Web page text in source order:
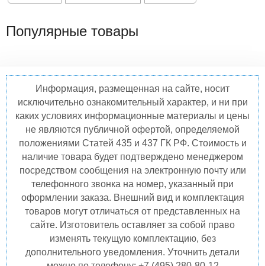
Популярные товары
Информация, размещенная на сайте, носит
исключительно ознакомительный характер, и ни при
каких условиях информационные материалы и цены
не являются публичной офертой, определяемой
положениями Статей 435 и 437 ГК РФ. Стоимость и
наличие товара будет подтверждено менеджером
посредством сообщения на электронную почту или
телефонного звонка на номер, указанный при
оформлении заказа. Внешний вид и комплектация
товаров могут отличаться от представленных на
сайте. Изготовитель оставляет за собой право
изменять текущую комплектацию, без
дополнительного уведомления. Уточнить детали